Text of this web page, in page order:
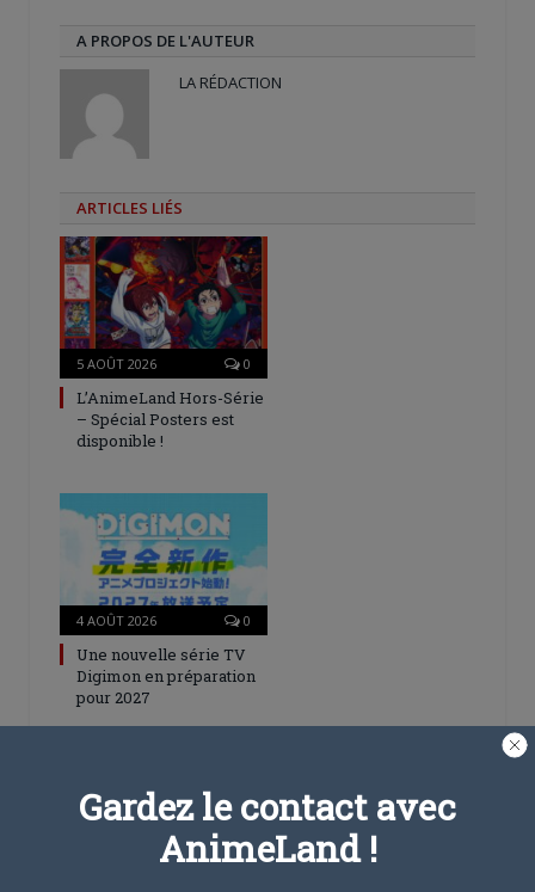
A PROPOS DE L'AUTEUR
LA RÉDACTION
ARTICLES LIÉS
5 AOÛT 2026 0
L’AnimeLand Hors-Série
– Spécial Posters est
disponible !
4 AOÛT 2026 0
Une nouvelle série TV
Digimon en préparation
pour 2027
Gardez le contact avec
AnimeLand !